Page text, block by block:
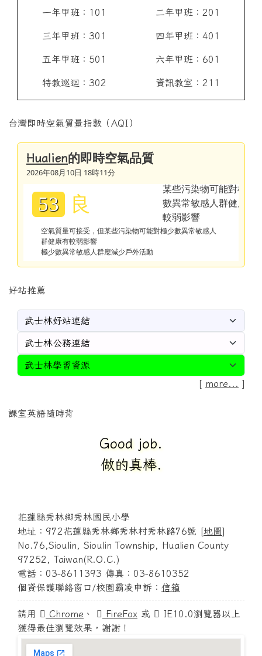
一年甲班：101
三年甲班：301
五年甲班：501
特教巡迴：302
二年甲班：201
四年甲班：401
六年甲班：601
資訊教室：211
台灣即時空氣質量指數（AQI）
Hualien的即時空氣品質
2026年08月10日 18時11分
53 良
空氣質量可接受，但某些污染物可能對極少數異常敏感人
群健康有較弱影響
極少數異常敏感人群應減少戶外活動
好站推薦
[ more... ]
課室英語隨時背
Good job.
做的真棒.
花蓮縣秀林鄉秀林國民小學
地址：972花蓮縣秀林鄉秀林村秀林路76號 [地圖]
No.76,Sioulin, Sioulin Township, Hualien County
97252, Taiwan(R.O.C.)
電話：03-8611393 傳真：03-8610352
個資保護聯絡窗口/校園霸凌申訴： 信箱
請用 Chrome 、 FireFox 或
IE10.0瀏覽器以上
獲得最佳瀏覽效果，謝謝！